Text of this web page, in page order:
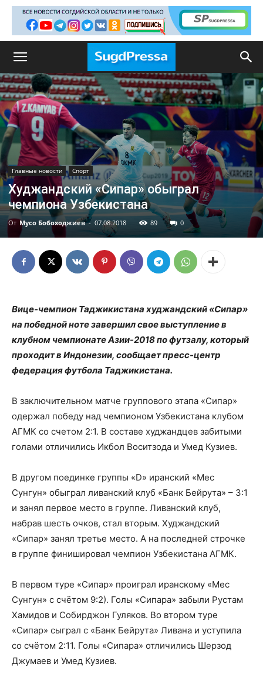
Главные новости Спорт
Худжандский «Сипар» обыграл
чемпиона Узбекистана
От Мусо Бобоходжиев - 07.08.2018 89 0
Вице-чемпион Таджикистана худжандский «Сипар»
на победной ноте завершил свое выступление в
клубном чемпионате Азии-2018 по футзалу, который
проходит в Индонезии, сообщает пресс-центр
федерация футбола Таджикистана.
В заключительном матче группового этапа «Сипар»
одержал победу над чемпионом Узбекистана клубом
АГМК со счетом 2:1. В составе худжандцев забитыми
голами отличились Икбол Воситзода и Умед Кузиев.
В другом поединке группы «D» иранский «Мес
Сунгун» обыграл ливанский клуб «Банк Бейрута» – 3:1
и занял первое место в группе. Ливанский клуб,
набрав шесть очков, стал вторым. Худжандский
«Сипар» занял третье место. А на последней строчке
в группе финишировал чемпион Узбекистана АГМК.
В первом туре «Сипар» проиграл иранскому «Мес
Сунгун» с счётом 9:2). Голы «Сипара» забыли Рустам
Хамидов и Собирджон Гуляков. Во втором туре
«Сипар» сыграл с «Банк Бейрута» Ливана и уступила
со счётом 2:11. Голы «Сипара» отличились Шерзод
Джумаев и Умед Кузиев.